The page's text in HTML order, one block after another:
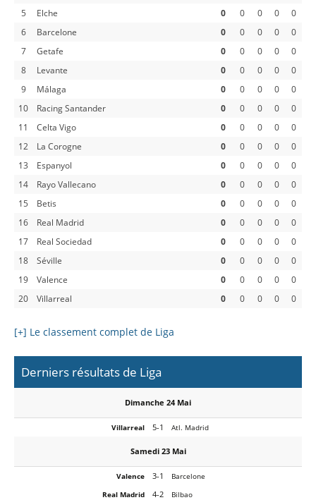
5 Elche 0 0 0 0
0
6
Barcelone 0 0 0 0
0
7
Getafe 0 0 0 0
0
8
Levante 0 0 0 0
0
9
Málaga 0 0 0 0
0
10
Racing Santander 0 0 0 0
0
11
Celta Vigo 0 0 0 0
0
12
La Corogne 0 0 0 0
0
13
Espanyol 0 0 0 0
0
14
Rayo Vallecano 0 0 0 0
0
15
Betis 0 0 0 0
0
16
Real Madrid 0 0 0 0
0
17
Real Sociedad 0 0 0 0
0
18
Séville 0 0 0 0
0
19
Valence 0 0 0 0
0
20
Villarreal 0 0 0 0 0
[+] Le classement complet de Liga
Derniers résultats de Liga
Dimanche 24 Mai
Villarreal 5-1 Atl. Madrid
Samedi 23 Mai
Valence 3-1
Barcelone
Real Madrid
4-2
Bilbao